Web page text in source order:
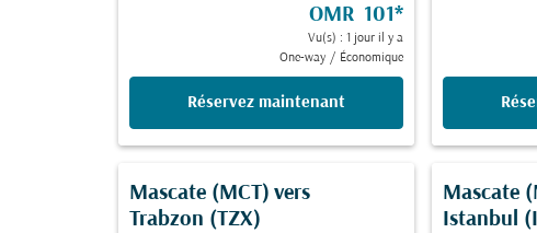
OMR 101*
Vu(s) : 1 jour il y a
One-way / Économique
Réservez maintenant
Mascate (MCT) vers
Trabzon (TZX)
Mascate
Istanbul